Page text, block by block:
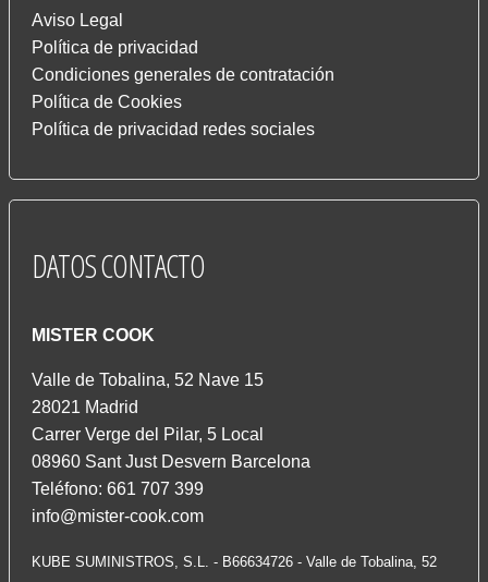
Aviso Legal
Política de privacidad
Condiciones generales de contratación
Política de Cookies
Política de privacidad redes sociales
DATOSCONTACTO
MISTER COOK
Valle de Tobalina, 52 Nave 15
28021 Madrid
Carrer Verge del Pilar, 5 Local
08960 Sant Just Desvern Barcelona
Teléfono: 661 707 399
info@mister-cook.com
KUBE SUMINISTROS, S.L. - B66634726 - Valle de Tobalina, 52